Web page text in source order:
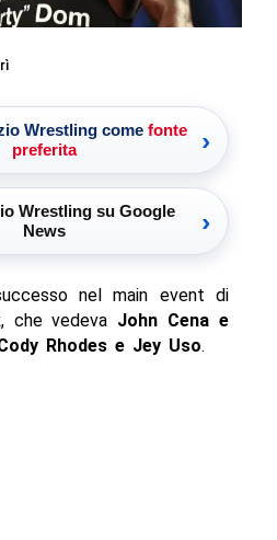
Wrestling come fonte
preferita
›
Wrestling su Google
News
›
nel main event di
, che vedeva John Cena e
Rhodes e Jey Uso.